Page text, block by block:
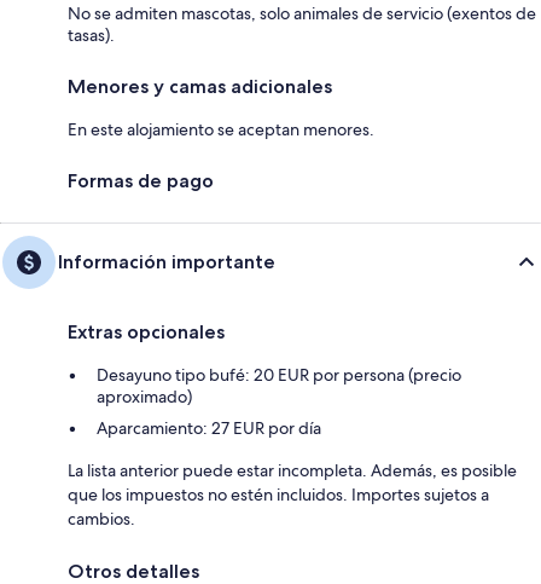
No se admiten mascotas, solo animales de servicio (exentos de
tasas).
Menores y camas adicionales
En este alojamiento se aceptan menores.
Formas de pago
Información importante
Extras opcionales
Desayuno tipo bufé: 20 EUR por persona (precio
aproximado)
Aparcamiento: 27 EUR por día
La lista anterior puede estar incompleta. Además, es posible
que los impuestos no estén incluidos. Importes sujetos a
cambios.
Otros detalles